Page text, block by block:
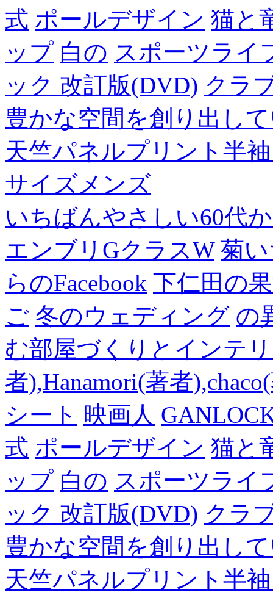
式 ポールデザイン 猫と
ップ 白の スポーツライ
ック 改訂版(DVD) クラ
豊かな空間を創り出し
天竺パネルプリント半
サイズメンズ
いちばんやさしい60代
エンブリGクラスW 菊
らのFacebook 下仁田の
ご 冬のウェディング の
む部屋づくりとインテ
者),Hanamori(著者
シート 映画人
式 ポールデザイン 猫と
ップ 白の スポーツライ
ック 改訂版(DVD) クラ
豊かな空間を創り出し
天竺パネルプリント半